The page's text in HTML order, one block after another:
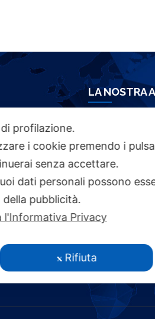
LA NOSTRA
Piazza Fulcieri
16161 Genova - Italy ‎
P.IVA
profilazione.
i cookie premendo i
senza accettare.
dati personali possono
pubblicità.
l'Informativa Privacy
Rifiuta